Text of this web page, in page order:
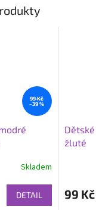
99 Kč
–39 %
Skladem
DETAIL
žluté
99 Kč